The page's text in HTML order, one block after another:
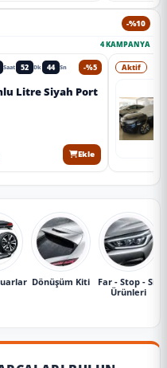
-%10
4 KAMPANYA
-%5
Saat 52 Dk 41 Sn
Litre Siyah Port
Ekle
Aktif
Dönüşüm Kiti
Far - Stop - Sis
Ürünleri